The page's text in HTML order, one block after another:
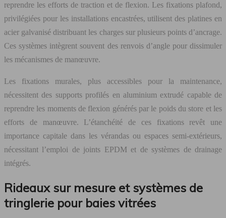
reprendre les efforts de traction et de flexion. Les fixations plafond,
privilégiées pour les installations encastrées, utilisent des platines en
acier galvanisé distribuant les charges sur plusieurs points d’ancrage.
Ces systèmes intègrent souvent des renvois d’angle pour dissimuler
les mécanismes de manœuvre.
Les fixations murales, plus accessibles pour la maintenance,
nécessitent des supports profilés en aluminium extrudé capable de
reprendre les moments de flexion générés par le poids du store et les
efforts de manœuvre. L’étanchéité de ces fixations revêt une
importance capitale dans les vérandas ou espaces semi-extérieurs,
nécessitant l’emploi de joints EPDM et de systèmes de drainage
intégrés.
Rideaux sur mesure et systèmes de
tringlerie pour baies vitrées